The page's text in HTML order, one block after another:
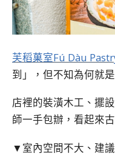
芙稻菓室Fú Dàu
到」，但不知為何就
店裡的裝潢木工、擺
師一手包辦，看起來
▼室內空間不大、建